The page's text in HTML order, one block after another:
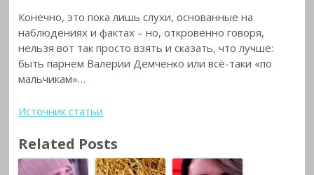
Конечно, это пока лишь слухи, основанные на
наблюдениях и фактах – но, откровенно говоря,
нельзя вот так просто взять и сказать, что лучше:
быть парнем Валерии Демченко или всё-таки «по
мальчикам»…
Источник статьи
Related Posts